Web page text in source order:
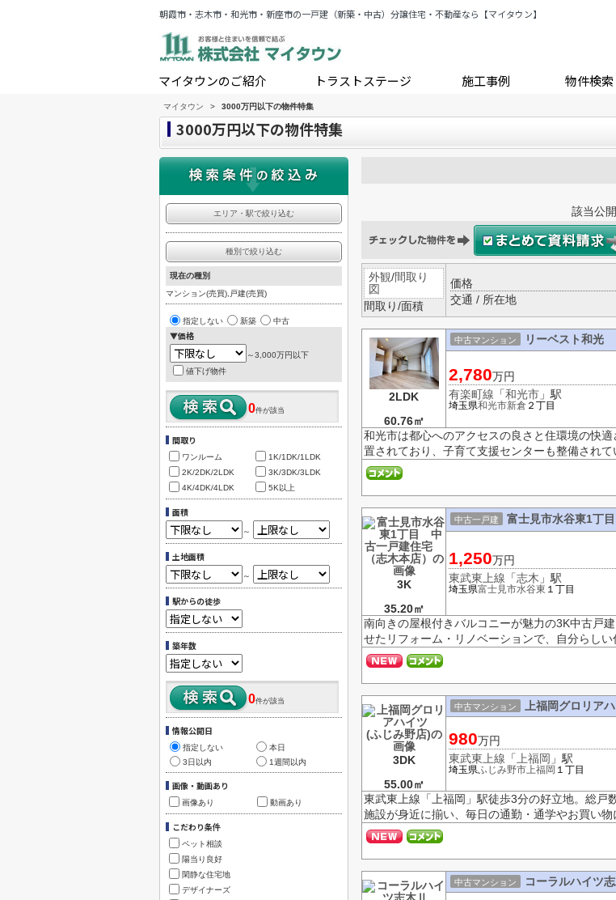
朝霞市・志木市・和光市・新座市の一戸建（新築・中古）分譲住宅・不動産なら【マイタウン】
マイタウンのご紹介 トラストステージ 施工事例 物件検索
マイタウン > 3000万円以下の物件特集
3000万円以下の物件特集
該当公
外観/間取り
図
間取り/面積
価格
交通 / 所在地
2LDK
60.76㎡
中古マンション リーベスト和光
2,780万円
有楽町線 「和光市 」駅
埼玉県和光市新倉 ２丁目
和光市は都心へのアクセスの良さと住環境の快
置されており、子育て支援センターも整備され
3K
35.20㎡
中古一戸建 富士見市水谷東1丁
1,250万円
東武東上線 「志木 」駅
埼玉県富士見市水谷東 １丁目
南向きの屋根付きバルコニーが魅力の3K中古戸
せたリフォーム・リノベーションで、自分らし
3DK
55.00㎡
中古マンション 上福岡グロリア
980万円
東武東上線 「 上福岡 」駅
埼玉県ふじみ野市上福岡 １丁目
東武東上線「上福岡」駅徒歩3分の好立地。総戸
施設が身近に揃い、毎日の通勤・通学やお買い物
中古マンション コーラルハイツ
エリア・駅で絞り込む
種別で絞り込む
現在の種別
マンション(売買),戸建(売買)
指定しない 新築 中古
▼価格
～3,000万円以下
値下げ物件
0件が該当
間取り
ワンルーム
1K/1DK/1LDK
2K/2DK/2LDK
3K/3DK/3LDK
4K/4DK/4LDK
5K以上
面積
～
土地面積
～
駅からの徒歩
築年数
0件が該当
情報公開日
指定しない
本日
3日以内
1週間以内
画像・動画あり
画像あり 動画あり
こだわり条件
ペット相談
陽当り良好
閑静な住宅地
デザイナーズ